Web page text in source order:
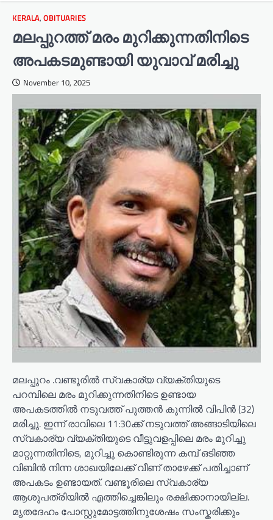
KERALA, OBITUARIES
മലപ്പുറത്ത് മരം മുറിക്കുന്നതിനിടെ
അപകടമുണ്ടായി യുവാവ് മരിച്ചു
November 10, 2025
മലപ്പുറം .വണ്ടൂരിൽ സ്വകാര്യ വ്യക്തിയുടെ
പറമ്പിലെ മരം മുറിക്കുന്നതിനിടെ ഉണ്ടായ
അപകടത്തിൽ നടുവത്ത് പുത്തൻ കുന്നിൽ വിപിൻ (32)
മരിച്ചു. ഇന്ന് രാവിലെ 11:30ക്ക് നടുവത്ത് അങ്ങാടിയിലെ
സ്വകാര്യ വ്യക്തിയുടെ വീട്ടുവളപ്പിലെ മരം മുറിച്ചു
മാറ്റുന്നതിനിടെ, മുറിച്ചു കൊണ്ടിരുന്ന കമ്പ് ഒടിഞ്ഞ
വിബിൻ നിന്ന ശാഖയിലേക്ക് വീണ് താഴേക്ക് പതിച്ചാണ്
അപകടം ഉണ്ടായത്. വണ്ടൂരിലെ സ്വകാര്യ
ആശുപത്രിയിൽ എത്തിച്ചെങ്കിലും രക്ഷിക്കാനായില്ല.
മൃതദേഹം പോസ്റ്റുമോട്ടത്തിനുശേഷം സംസ്കരിക്കും